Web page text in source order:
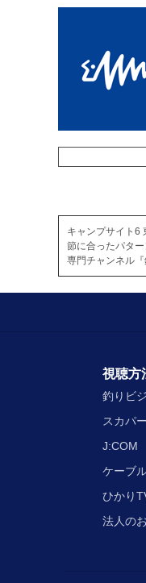
キャンプサイト6
節に合ったパタ
専門チャンネル
視聴方
釣りビ
スカパ
J:COM
ケーブ
ひかり
法人の